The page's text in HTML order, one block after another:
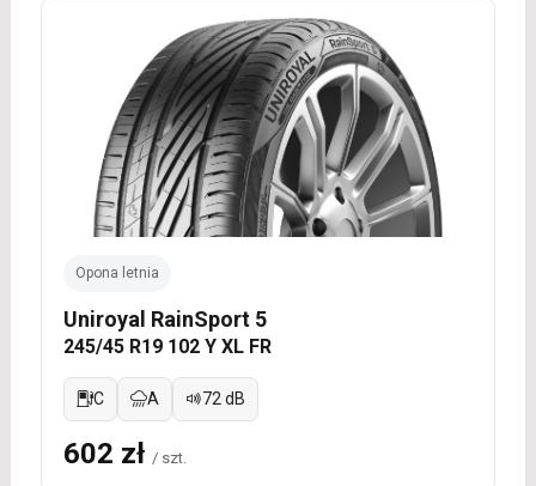
Opona letnia
Uniroyal RainSport 5
245/45 R19 102 Y XL FR
C A 72 dB
602 zł / szt.